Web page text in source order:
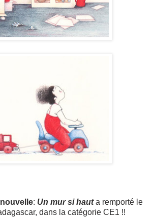
: Un mur si hauta remporté le
dans la catégorie CE1 !!